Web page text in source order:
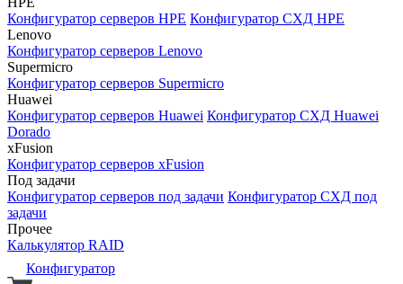
Конфигуратор серверов HPE Конфигуратор СХД HPE
Lenovo
Конфигуратор серверов Lenovo
Supermicro
Конфигуратор серверов Supermicro
Huawei
Конфигуратор серверов Huawei Конфигуратор СХД Huawei
Dorado
xFusion
Конфигуратор серверов xFusion
Под задачи
Конфигуратор серверов под задачи Конфигуратор СХД под
задачи
Прочее
Калькулятор RAID
Конфигуратор